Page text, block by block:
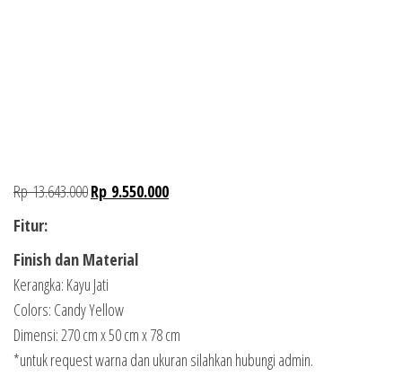
Rp13.643.000Rp 9.550.000
Fitur:
Finish dan Material
Kerangka: Kayu Jati
Colors: Candy Yellow
Dimensi: 270 cm x 50 cm x 78 cm
*untuk request warna dan ukuran silahkan hubungi admin.